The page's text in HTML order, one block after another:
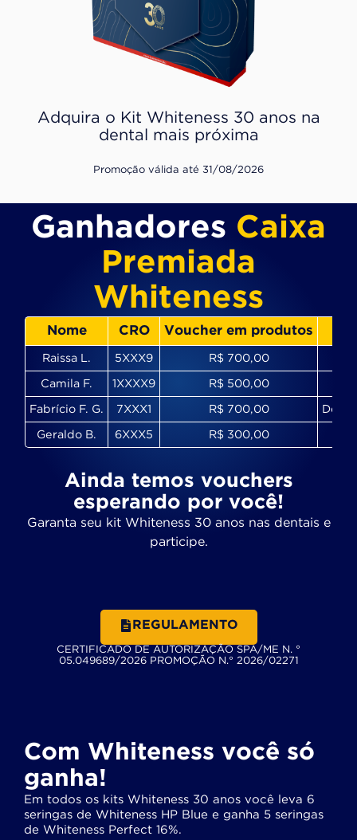
Adquira o Kit Whiteness 30 anos na
dental mais próxima
Promoção válida até 31/08/2026
Ganhadores Caixa
Premiada
Whiteness
Nome CRO Voucher em produtos
Raissa L. 5XXX9 R$ 700,00
Camila F. 1XXXX9 R$ 500,00
Fabrício F. G. 7XXX1 R$ 700,00
Geraldo B. 6XXX5 R$ 300,00
Ainda temos vouchers
esperando por você!
Garanta seu kit Whiteness 30 anos nas dentais e
participe.
REGULAMENTO
CERTIFICADO DE AUTORIZAÇÃO SPA/ME N. °
05.049689/2026 PROMOÇÃO N.° 2026/02271
Com Whiteness você só
ganha!
Em todos os kits Whiteness 30 anos você leva 6
seringas de Whiteness HP Blue e ganha 5 seringas
de Whiteness Perfect 16%.